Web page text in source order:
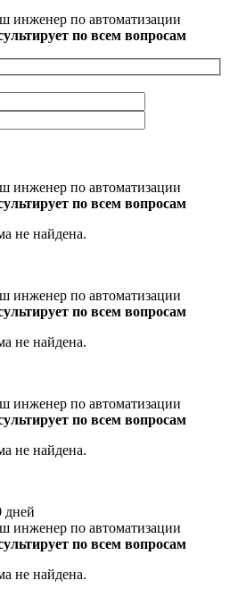
инженер по автоматизации
по всем вопросам
инженер по автоматизации
по всем вопросам
не найдена.
инженер по автоматизации
по всем вопросам
не найдена.
инженер по автоматизации
по всем вопросам
не найдена.
дней
инженер по автоматизации
по всем вопросам
не найдена.